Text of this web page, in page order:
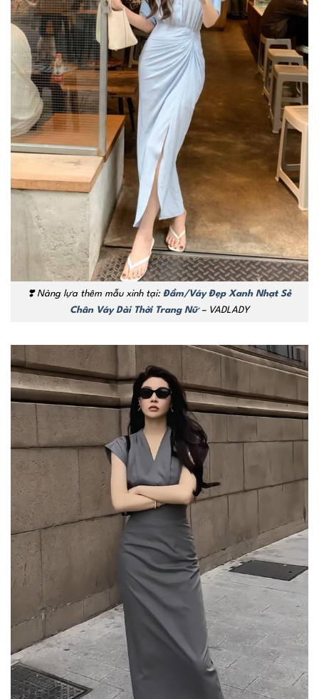
❣️ Nàng lựa thêm mẫu xinh tại: Đầm/Váy Đẹp Xanh Nhạt Sẻ
Chân Váy Dài Thời Trang Nữ – VADLADY